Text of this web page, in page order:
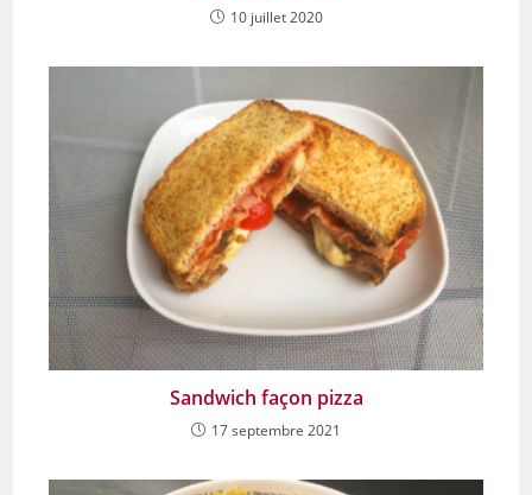
10 juillet 2020
Sandwich façon pizza
17 septembre 2021